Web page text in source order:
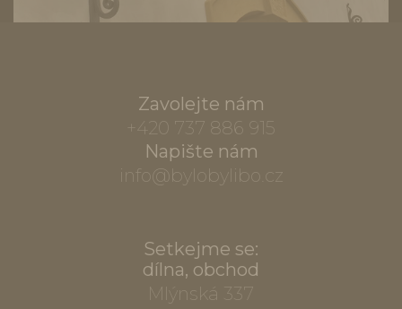
Zavolejte nám
+420 737 886 915
Napište nám
info@bylobylibo.cz
Setkejme se:
dílna, obchod
Mlýnská 337